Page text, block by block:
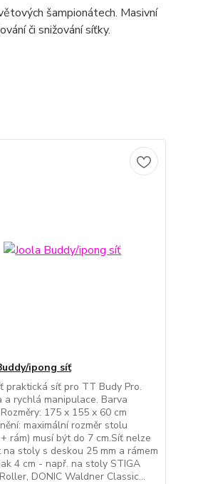
šampionátech. Masivní
či snižování síťky.
ipong síť
praktická síť pro TT Budy Pro.
a rychlá manipulace. Barva
175 x 155 x 60 cm
maximální rozměr stolu
rám) musí být do 7 cm.Síť nelze
na stoly s deskou 25 mm a rámem
4 cm - např. na stoly STIGA
DONIC Waldner Classic...